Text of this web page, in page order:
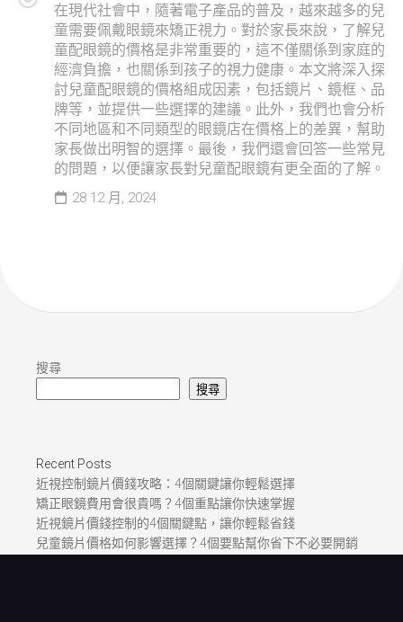
在現代社會中，隨著電子產品的普及，越來越多的兒
童需要佩戴眼鏡來矯正視力。對於家長來說，了解兒
童配眼鏡的價格是非常重要的，這不僅關係到家庭的
經濟負擔，也關係到孩子的視力健康。本文將深入探
討兒童配眼鏡的價格組成因素，包括鏡片、鏡框、品
牌等，並提供一些選擇的建議。此外，我們也會分析
不同地區和不同類型的眼鏡店在價格上的差異，幫助
家長做出明智的選擇。最後，我們還會回答一些常見
的問題，以便讓家長對兒童配眼鏡有更全面的了解。
28 12 月, 2024
搜尋
搜尋
Recent Posts
近視控制鏡片價錢攻略：4個關鍵讓你輕鬆選擇
矯正眼鏡費用會很貴嗎？4個重點讓你快速掌握
近視鏡片價錢控制的4個關鍵點，讓你輕鬆省錢
兒童鏡片價格如何影響選擇？4個要點幫你省下不必要開銷